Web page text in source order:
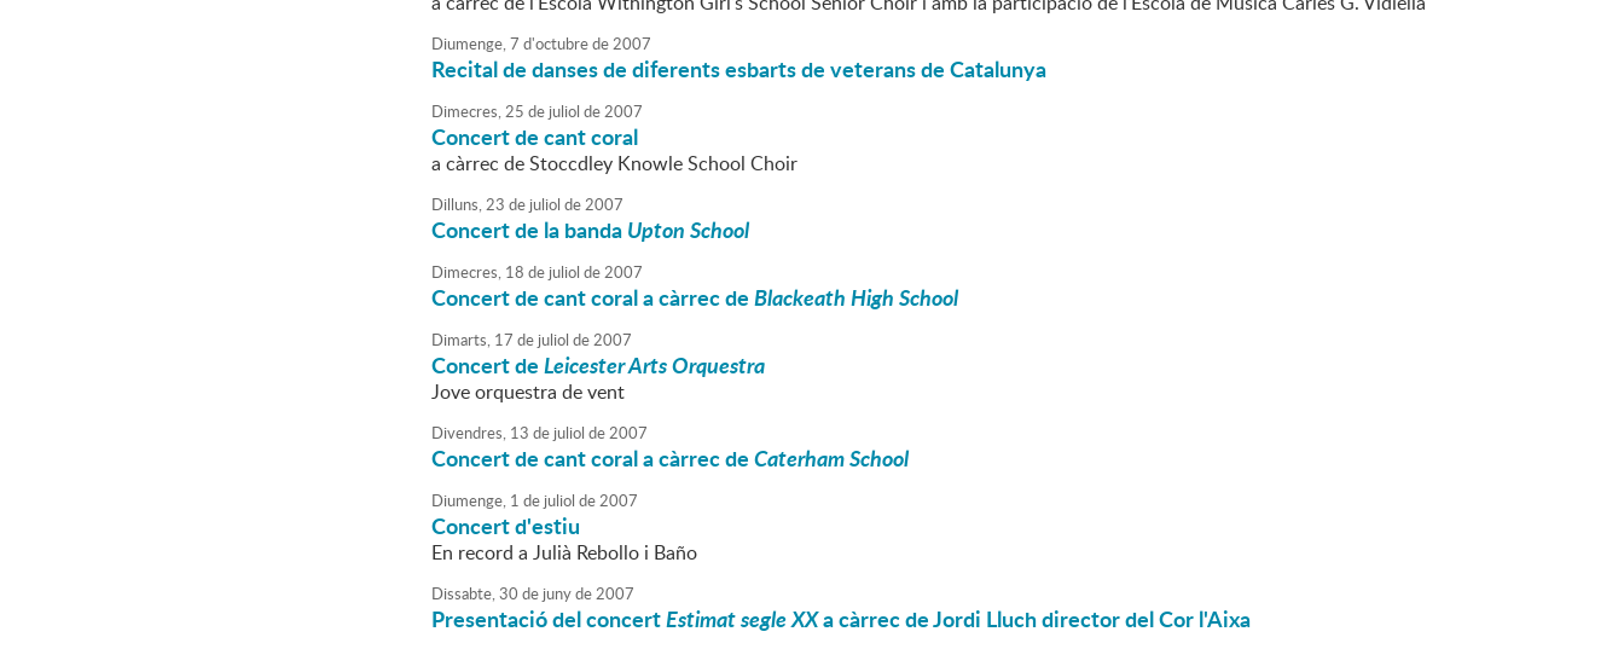
Diumenge,7 d'octubrede2007
Recital de danses de diferents esbarts de veterans de Catalunya
Dimecres,25 de juliol de2007
Concert de cant coral
a càrrec de Stoccdley Knowle School Choir
Dilluns,23 de juliol de2007
Concert de la bandaUpton School
Dimecres, 18 de juliol de2007
Concert de cant coral a càrrec deBlackeath High School
Dimarts, 17 de juliol de2007
Concert deLeicester Arts Orquestra
Jove orquestra de vent
Divendres, 13 de juliol de2007
Concert de cant coral a càrrec deCaterham School
Diumenge, 1 de juliol de2007
Concert d'estiu
En record a Julià Rebollo i Baño
Dissabte,30 de junyde2007
Presentació del concertEstimat segle XXa càrrec de Jordi Lluch director del Cor l'Aixa